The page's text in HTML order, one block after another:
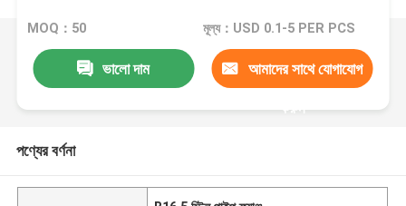
MOQ：50 মূল্য：USD 0.1-5 PER PCS
ভালো দাম আমাদের সাথে যোগাযোগ
করুন
পণ্যের বর্ণনা